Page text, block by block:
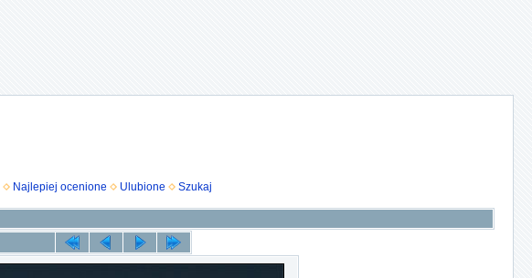
Najlepiej ocenione Ulubione Szukaj